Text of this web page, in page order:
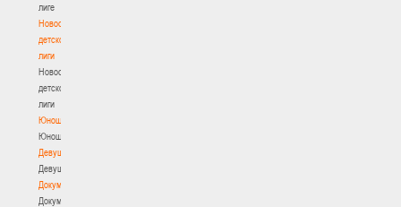
лиге
Новости
детской
лиги
Новости
детской
лиги
Юноши
Юноши
Девушки
Девушки
Документы
Документы